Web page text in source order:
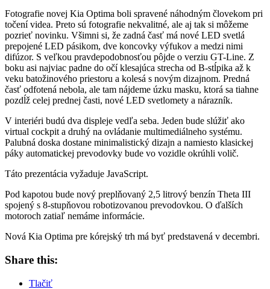
Fotografie novej Kia Optima boli spravené náhodným človekom pri
točení videa. Preto sú fotografie nekvalitné, ale aj tak si môžeme
pozrieť novinku. Všimni si, že zadná časť má nové LED svetlá
prepojené LED pásikom, dve koncovky výfukov a medzi nimi
difúzor. S veľkou pravdepodobnosťou pôjde o verziu GT-Line. Z
boku asi najviac padne do očí klesajúca strecha od B-stĺpika až k
veku batožinového priestoru a kolesá s novým dizajnom. Predná
časť odfotená nebola, ale tam nájdeme úzku masku, ktorá sa tiahne
pozdĺž celej prednej časti, nové LED svetlomety a nárazník.
V interiéri budú dva displeje vedľa seba. Jeden bude slúžiť ako
virtual cockpit a druhý na ovládanie multimediálneho systému.
Palubná doska dostane minimalistický dizajn a namiesto klasickej
páky automatickej prevodovky bude vo vozidle okrúhli volič.
Táto prezentácia vyžaduje JavaScript.
Pod kapotou bude nový preplňovaný 2,5 litrový benzín Theta III
spojený s 8-stupňovou robotizovanou prevodovkou. O ďalších
motoroch zatiaľ nemáme informácie.
Nová Kia Optima pre kórejský trh má byť predstavená v decembri.
Share this:
Tlačiť